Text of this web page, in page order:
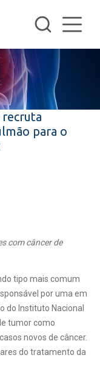
para o
com câncer de
tipo mais comum
por uma em
do Instituto Nacional
tumor como
novos de câncer.
do tratamento da